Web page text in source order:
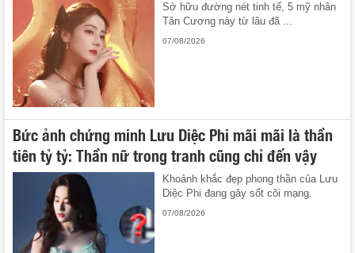
Sở hữu đường nét tinh tế, 5 mỹ nhân
Tân Cương này từ lâu đã ...
07/08/2026
Bức ảnh chứng minh Lưu Diệc Phi mãi mãi là thần
tiên tỷ tỷ: Thần nữ trong tranh cũng chỉ đến vậy
Khoảnh khắc đẹp phong thần của Lưu
Diệc Phi đang gây sốt cõi mạng.
07/08/2026